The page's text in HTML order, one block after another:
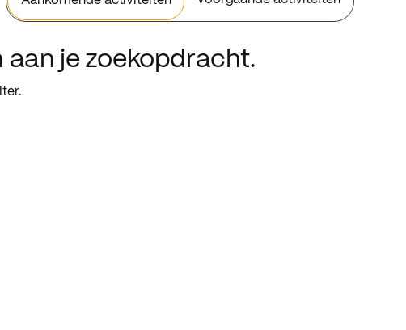
aan je zoekopdracht.